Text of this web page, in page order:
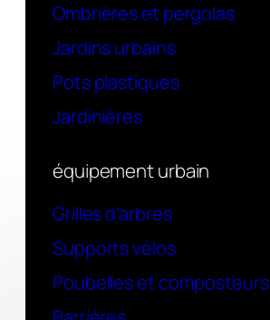
Ombrières et pergolas
Jardins urbains
Pots plastiques
Jardinières
équipement urbain
Grilles d’arbres
Supports vélos
Poubelles et composteurs